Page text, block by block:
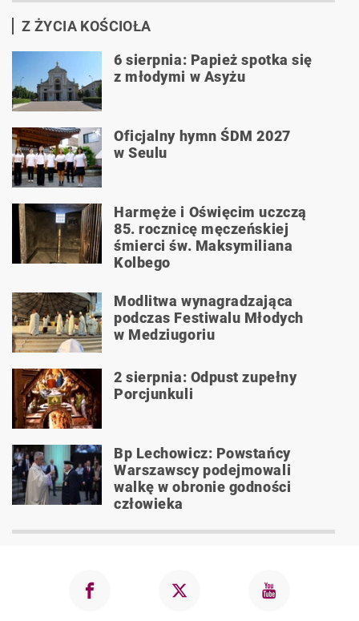
Z ŻYCIA KOŚCIOŁA
6 sierpnia: Papież spotka się
z młodymi w Asyżu
Oficjalny hymn ŚDM 2027
w Seulu
Harmęże i Oświęcim uczczą
85. rocznicę męczeńskiej
śmierci św. Maksymiliana
Kolbego
Modlitwa wynagradzająca
podczas Festiwalu Młodych
w Medziugoriu
2 sierpnia: Odpust zupełny
Porcjunkuli
Bp Lechowicz: Powstańcy
Warszawscy podejmowali
walkę w obronie godności
człowieka